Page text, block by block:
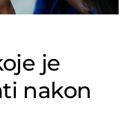
je
nakon